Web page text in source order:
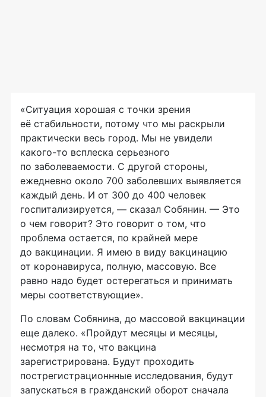
«Ситуация хорошая с точки зрения
её стабильности, потому что мы раскрыли
практически весь город. Мы не увидели
какого-то всплеска серьезного
по заболеваемости. С другой стороны,
ежедневно около 700 заболевших выявляется
каждый день. И от 300 до 400 человек
госпитализируется, — сказал Собянин. — Это
о чем говорит? Это говорит о том, что
проблема остается, по крайней мере
до вакцинации. Я имею в виду вакцинацию
от коронавируса, полную, массовую. Все
равно надо будет остерегаться и принимать
меры соответствующие».
По словам Собянина, до массовой вакцинации
еще далеко. «Пройдут месяцы и месяцы,
несмотря на то, что вакцина
зарегистрирована. Будут проходить
пострегистрационнные исследования, будут
запускаться в гражданский оборот сначала